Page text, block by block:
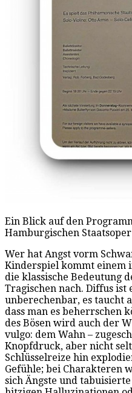
Ein Blick auf den
Hamburgischen
Wer hat Angst vorm
Kinderspiel kommt einem
die klassische Bedeutung
Tragischen nach. Diffus ist
unberechenbar, es taucht
dass man es beherrschen
des Bösen wird auch der
vulgo: dem Wahn –
Knopfdruck, aber nicht
Schlüsselreize hin
Gefühle; bei Charakteren
sich Ängste und